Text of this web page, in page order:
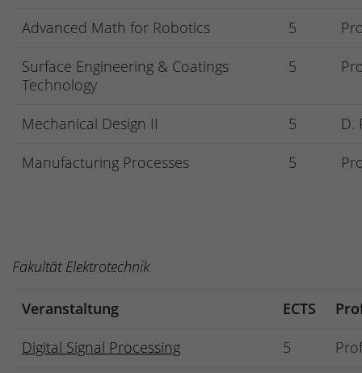
Advanced Math for Robotics
5
Surface Engineering & Coatings
Technology
5
Mechanical Design II 5
D.
Manufacturing Processes
5
Fakultät Elektrotechnik
Veranstaltung ECTS
Digital Signal Processing
5